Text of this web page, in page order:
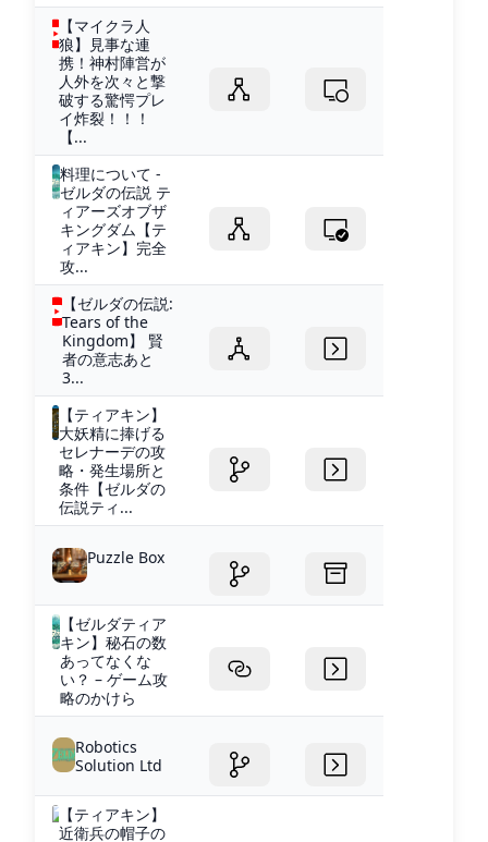
【マイクラ人
狼】見事な連
携！神村陣営が
人外を次々と撃
破する驚愕プレ
イ炸裂！！！
【...
料理について -
ゼルダの伝説 テ
ィアーズオブザ
キングダム【テ
ィアキン】完全
攻...
【ゼルダの伝説:
Tears of the
Kingdom】 賢
者の意志あと
3...
【ティアキン】
大妖精に捧げる
セレナーデの攻
略・発生場所と
条件【ゼルダの
伝説ティ...
Puzzle Box
【ゼルダティア
キン】秘石の数
あってなくな
い？ – ゲーム攻
略のかけら
Robotics
Solution Ltd
【ティアキン】
近衛兵の帽子の